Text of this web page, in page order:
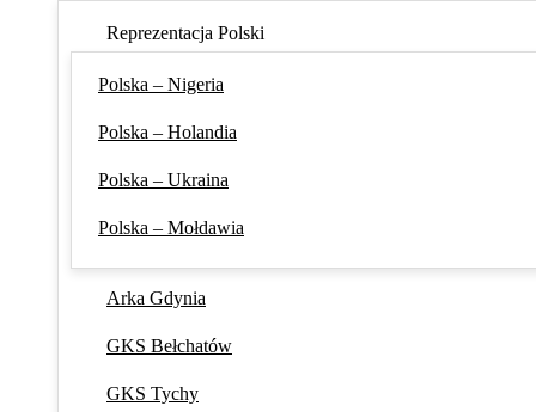
Reprezentacja Polski
Polska – Nigeria
Polska – Holandia
Polska – Ukraina
Polska – Mołdawia
Arka Gdynia
GKS Bełchatów
GKS Tychy